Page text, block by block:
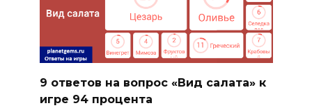
9 ответов на вопрос «Вид салата» к
игре 94 процента